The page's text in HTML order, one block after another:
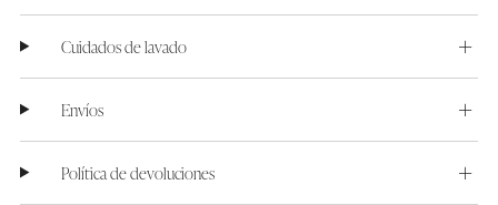
Cuidados de lavado
Envíos
Política de devoluciones